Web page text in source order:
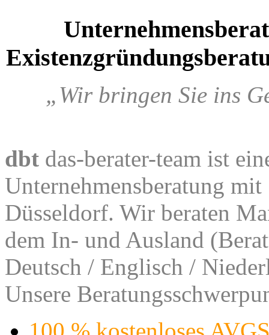
„Wir bringen Sie ins
dbt das-berater-team ist
Unternehmensberatung
Düsseldorf. Wir beraten
dem In- und Ausland
Deutsch / Englisch /
Unsere